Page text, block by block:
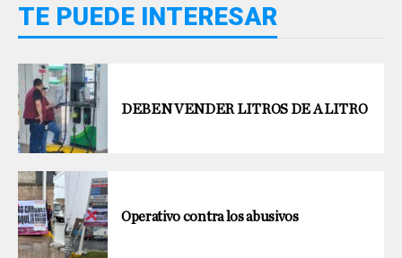
TE PUEDE INTERESAR
DEBEN VENDER LITROS DE A LITRO
Operativo contra los abusivos